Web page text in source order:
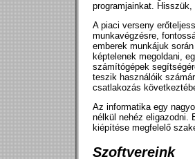
programjainkat.
A piaci verseny
munkavégzésre,
emberek munkájuk
képtelenek megoldani,
számítógépek
teszik használóik
csatlakozás
Az informatika egy
nélkül nehéz eligazodni.
kiépítése megfelelő
Szoftvereink